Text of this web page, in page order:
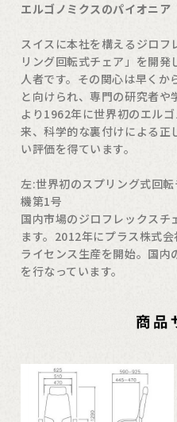
エルゴノミクスのパイオニア
スイスに本社を構えるジロ
リング回転式チェア」を開
人者です。その関心は早くか
と向けられ、専門の研究者
より1962年に世界初のエル
来、科学的な裏付けによる正
い評価を得ています。
左:世界初のスプリング式回
機第1号
国内市場のジロフレックスチ
ます。2012年にプラス株式
ライセンス生産を開始。国
を行なっています。